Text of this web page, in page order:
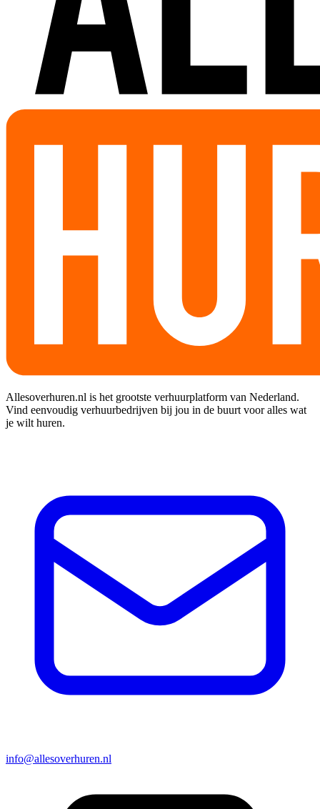
Allesoverhuren.nl is het grootste verhuurplatform van Nederland.
Vind eenvoudig verhuurbedrijven bij jou in de buurt voor alles wat
je wilt huren.
info@allesoverhuren.nl